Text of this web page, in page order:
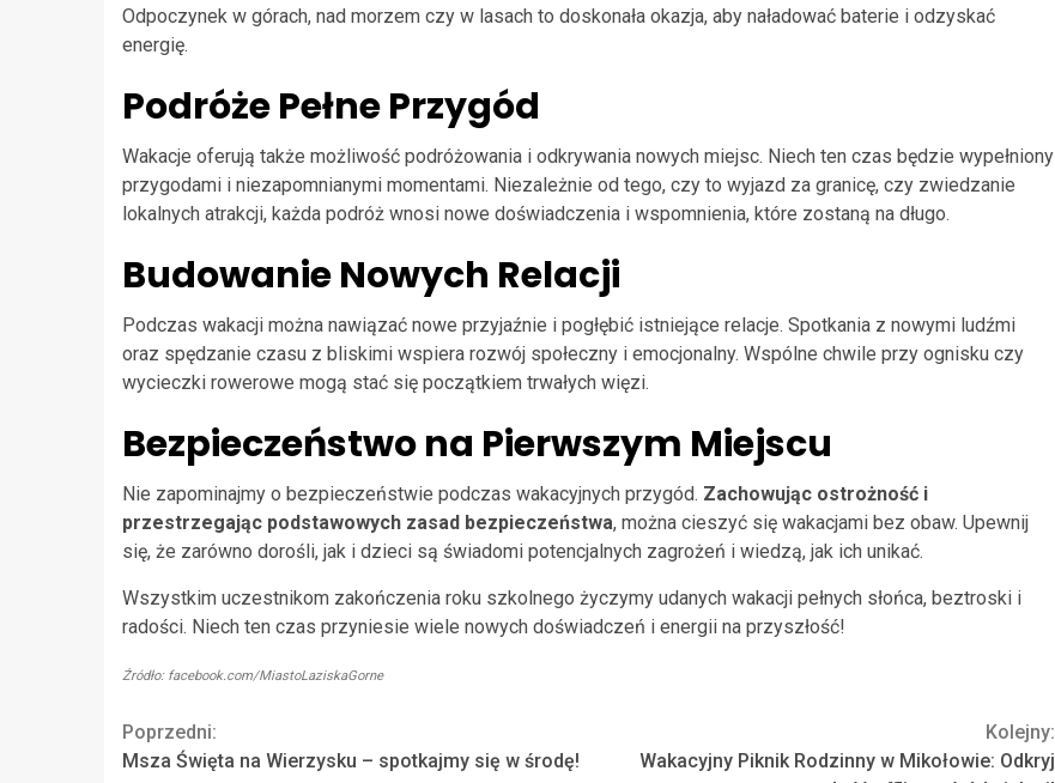
Odpoczynek w górach, nad morzem czy w lasach to doskonała okazja, aby naładować baterie i odzyskać
energię.
Podróże Pełne Przygód
Wakacje oferują także możliwość podróżowania i odkrywania nowych miejsc. Niech ten czas będzie wypełniony
przygodami i niezapomnianymi momentami. Niezależnie od tego, czy to wyjazd za granicę, czy zwiedzanie
lokalnych atrakcji, każda podróż wnosi nowe doświadczenia i wspomnienia, które zostaną na długo.
Budowanie Nowych Relacji
Podczas wakacji można nawiązać nowe przyjaźnie i pogłębić istniejące relacje. Spotkania z nowymi ludźmi
oraz spędzanie czasu z bliskimi wspiera rozwój społeczny i emocjonalny. Wspólne chwile przy ognisku czy
wycieczki rowerowe mogą stać się początkiem trwałych więzi.
Bezpieczeństwo na Pierwszym Miejscu
Nie zapominajmy o bezpieczeństwie podczas wakacyjnych przygód. Zachowując ostrożność i
przestrzegając podstawowych zasad bezpieczeństwa, można cieszyć się wakacjami bez obaw. Upewnij
się, że zarówno dorośli, jak i dzieci są świadomi potencjalnych zagrożeń i wiedzą, jak ich unikać.
Wszystkim uczestnikom zakończenia roku szkolnego życzymy udanych wakacji pełnych słońca, beztroski i
radości. Niech ten czas przyniesie wiele nowych doświadczeń i energii na przyszłość!
Źródło: facebook.com/MiastoLaziskaGorne
Continue
Poprzedni:
Msza Święta na Wierzysku – spotkajmy się w środę!
Kolejny:
Wakacyjny Piknik Rodzinny w Mikołowie: Odkryj